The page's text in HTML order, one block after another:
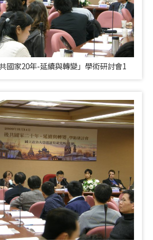
國家20年-延續與轉變」學術研討會1